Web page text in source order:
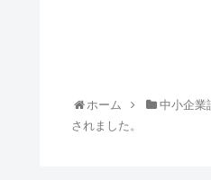
ホーム 中小企業
されました。